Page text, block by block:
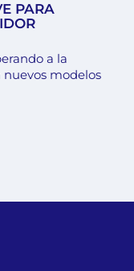
PARA
a la
modelos